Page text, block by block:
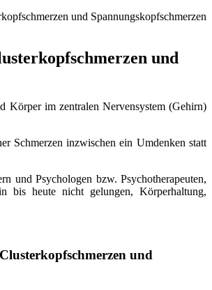
und Spannungskopfschmerzen
und
Körper im zentralen Nervensystem (Gehirn)
Schmerzen inzwischen ein Umdenken statt
und Psychologen bzw. Psychotherapeuten,
bis heute nicht gelungen, Körperhaltung,
und